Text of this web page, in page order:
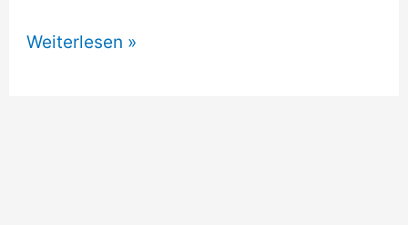
Winter
Weiterlesen »